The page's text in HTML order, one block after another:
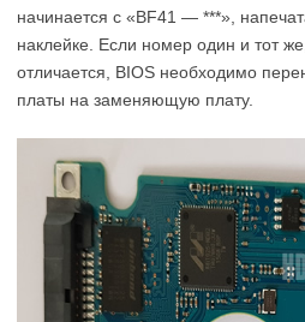
начинается с «BF41 — ***»,
наклейке. Если номер один и тот
отличается, BIOS необходимо
платы на заменяющую плату.